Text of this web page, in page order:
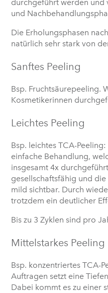
durchgeführt werden und
und
Die Erholungsphasen
natürlich sehr stark von
Sanftes Peeling
Bsp. Fruchtsäurepeeling.
Kosmetikerinnen
Leichtes Peeling
Bsp. leichtes TCA-
einfache Behandlung,
insgesamt 4x
gesellschaftsfähig und
mild sichtbar. Durch
trotzdem ein deutlicher
Bis zu 3 Zyklen sind pro
Mittelstarkes Peeling
Bsp. konzentriertes TCA-
Auftragen setzt eine
Dabei kommt es zu einer